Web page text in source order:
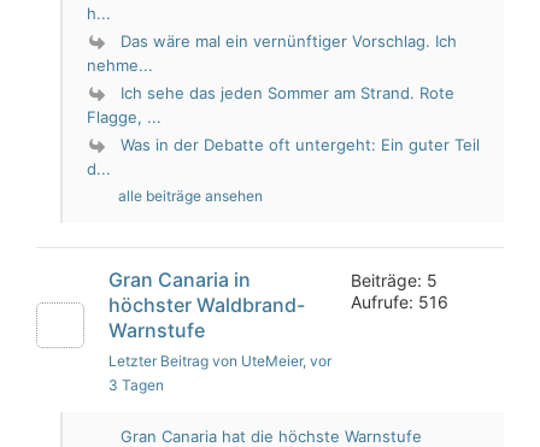
h...
Das wäre mal ein vernünftiger Vorschlag. Ich
nehme...
Ich sehe das jeden Sommer am Strand. Rote
Flagge, ...
Was in der Debatte oft untergeht: Ein guter Teil
d...
alle beiträge ansehen
Gran Canaria in
höchster Waldbrand-
Warnstufe
Letzter Beitrag von UteMeier, vor
3 Tagen
Beiträge: 5
Aufrufe: 516
Gran Canaria hat die höchste Warnstufe